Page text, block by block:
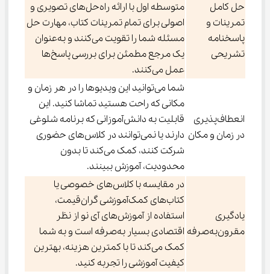
حل کامل
تمرینات و
پاسخنامه
تشریحی
متوسطه اول با ارائه راه‌حل‌های تصویری و
اصولی برای تمام تمرینات کتاب، مهارت حل
مسئله شما را تقویت می‌کنند و به‌عنوان
یک مرجع مطمئن برای بررسی پاسخ‌ها
عمل می‌کنند.
انعطاف‌پذیری
در زمان و مکان
شما می‌توانید این ویدیوها را در هر زمان و
مکانی که راحت هستید تماشا کنید. این
قابلیت به دانش‌آموزانی که برنامه شلوغی
دارند یا نمی‌توانند در کلاس‌های حضوری
شرکت کنند، کمک می‌کند تا بدون
محدودیت، آموزش ببینند.
یادگیری
مقرون‌به‌صرفه
در مقایسه با کلاس‌های خصوصی یا
کتاب‌های کمک‌آموزشی گران‌قیمت،
استفاده از آموزش‌های آی نو از نظر
اقتصادی بسیار به‌صرفه است و به شما
کمک می‌کند تا با کمترین هزینه، بهترین
کیفیت آموزشی را تجربه کنید.